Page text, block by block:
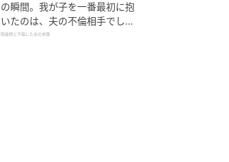
の瞬間。我が子を一番最初に抱
いたのは、夫の不倫相手でし
た。
助産師と不倫した夫の末路